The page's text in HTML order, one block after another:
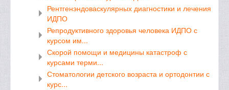
Рентгенэндоваскулярных диагностики и лечения
ИДПО
Репродуктивного здоровья человека ИДПО с
курсом им...
Скорой помощи и медицины катастроф с
курсами терми...
Стоматологии детского возраста и ортодонтии с
курс...